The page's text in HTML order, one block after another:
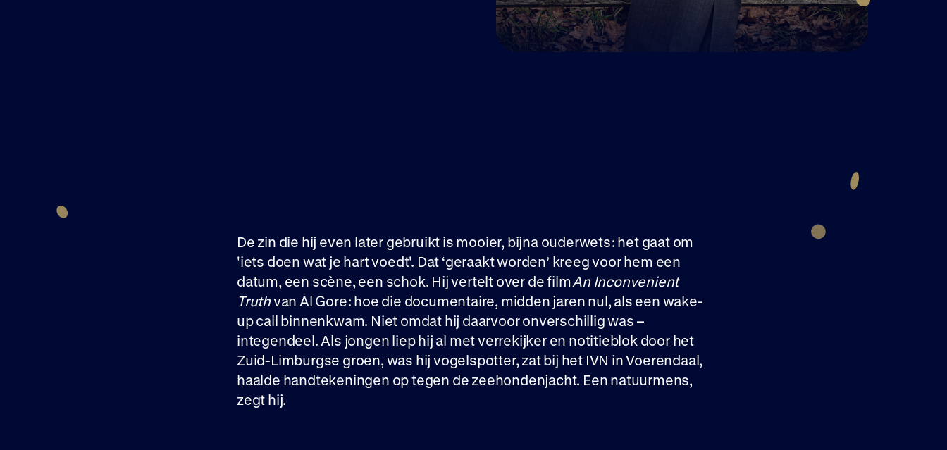
De zin die hij even later gebruikt is mooier, bijna ouderwets: het gaat om
'iets doen wat je hart voedt'. Dat ‘geraakt worden’ kreeg voor hem een
datum, een scène, een schok. Hij vertelt over de filmAn Inconvenient
Truthvan Al Gore: hoe die documentaire, midden jaren nul, als een wake-
up call binnenkwam. Niet omdat hij daarvoor onverschillig was –
integendeel. Als jongen liep hij al met verrekijker en notitieblok door het
Zuid-Limburgse groen, was hij vogelspotter, zat bij het IVN in Voerendaal,
haalde handtekeningen op tegen de zeehondenjacht. Een natuurmens,
zegt hij.